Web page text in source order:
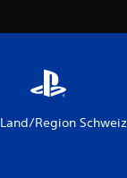
Land/Region Schweiz